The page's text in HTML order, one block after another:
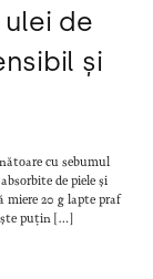
de
și
cu sebumul
de piele și
miere 20 g lapte praf
puțin […]